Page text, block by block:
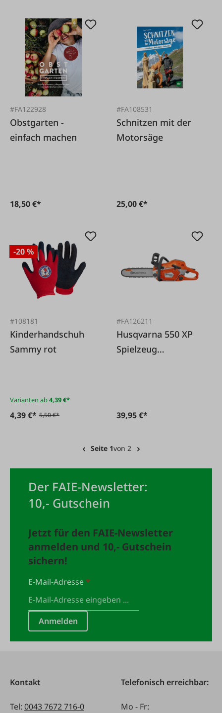
#FA122928
Obstgarten -
einfach machen
18,50 €*
#FA108531
Schnitzen mit der
Motorsäge
25,00 €*
-20 %
#108181
Kinderhandschuh
Sammy rot
Varianten ab4,39 €*
4,39 €* 5,50 €*
#FA126211
Husqvarna 550 XP
Spielzeug
39,95 €*
Seite 1von 2
Der FAIE-Newsletter:
10,- Gutschein
Jetzt für den FAIE-Newsletter
anmelden und 10,- Gutschein
sichern!
E-Mail-Adresse*
Anmelden
Kontakt
Tel: 0043 7672 716-0
Telefonisch erreichbar:
Mo - Fr: